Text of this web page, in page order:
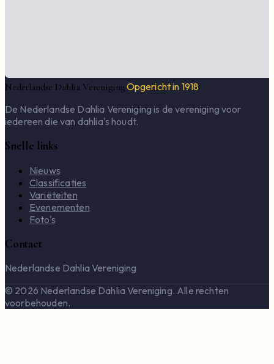
Nederlandse Dahlia VerenigingOpgericht in 1918
De Nederlandse Dahlia Vereniging is de vereniging voor
iedereen die van dahlia's houdt.
Snelle links
Nieuws
Classificaties
Variëteiten
Evenementen
Foto's
Contact
Nederlandse Dahlia Vereniging
© 2026 Nederlandse Dahlia Vereniging. Alle rechten
voorbehouden.